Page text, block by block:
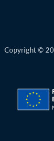
Copyright ©